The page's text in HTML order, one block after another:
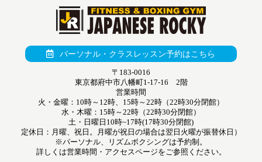
パーソナル・クラスレッスン予約はこちら
〒183-0016
東京都府中市八幡町1-17-16 2階
営業時間
火・金曜：10時～12時、15時～22時（22時30分閉館）
水・木曜：15時～22時（22時30分閉館）
土・日曜日10時~17時(17時30分閉館)
定休日：月曜、祝日。月曜が祝日の場合は翌日火曜が振替休日）
※パーソナル、リズムボクシングは予約制。
詳しくは営業時間・アクセスページをご参照ください。